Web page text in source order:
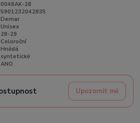
0048AK-28
5901232042835
Demar
Unisex
28-29
Celoroční
Hnědá
syntetické
ANO
Upozornit mě